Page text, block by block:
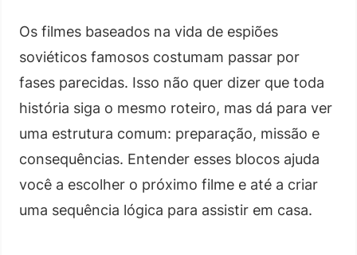
Os filmes baseados na vida de espiões
soviéticos famosos costumam passar por
fases parecidas. Isso não quer dizer que toda
história siga o mesmo roteiro, mas dá para ver
uma estrutura comum: preparação, missão e
consequências. Entender esses blocos ajuda
você a escolher o próximo filme e até a criar
uma sequência lógica para assistir em casa.